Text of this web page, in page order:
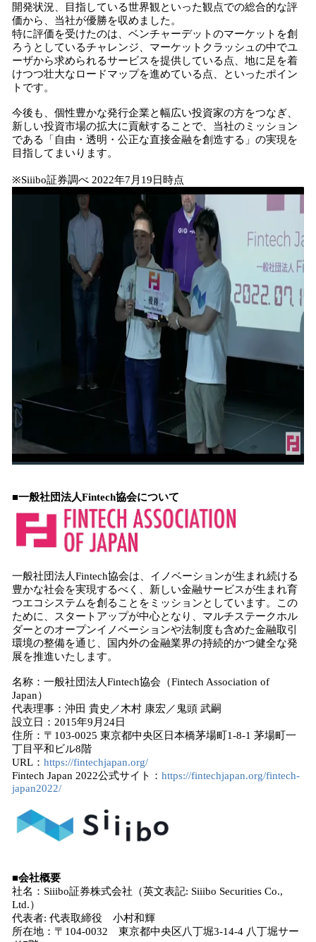
開発状況、目指している世界観といった観点での総合的な評
価から、当社が優勝を収めました。
特に評価を受けたのは、ベンチャーデットのマーケットを創
ろうとしているチャレンジ、マーケットクラッシュの中でユ
ーザから求められるサービスを提供している点、地に足を着
けつつ壮大なロードマップを進めている点、といったポイン
トです。
今後も、個性豊かな発行企業と幅広い投資家の方をつなぎ、
新しい投資市場の拡大に貢献することで、当社のミッション
である「自由・透明・公正な直接金融を創造する」の実現を
目指してまいります。
※Siiibo証券調べ 2022年7月19日時点
■一般社団法人Fintech協会について
一般社団法人Fintech協会は、イノベーションが生まれ続ける
豊かな社会を実現するべく、新しい金融サービスが生まれ育
つエコシステムを創ることをミッションとしています。この
ために、スタートアップが中心となり、マルチステークホル
ダーとのオープンイノベーションや法制度も含めた金融取引
環境の整備を通じ、国内外の金融業界の持続的かつ健全な発
展を推進いたします。
名称：一般社団法人Fintech協会（Fintech Association of
Japan）
代表理事：沖田 貴史／木村 康宏／鬼頭 武嗣
設立日：2015年9月24日
住所：〒103-0025 東京都中央区日本橋茅場町1-8-1 茅場町一
丁目平和ビル8階
URL： https://fintechjapan.org/
Fintech Japan 2022公式サイト： https://fintechjapan.org/fintech-
japan2022/
■会社概要
社名：Siiibo証券株式会社（英文表記: Siiibo Securities Co.,
Ltd.）
代表者: 代表取締役 小村和輝
所在地：〒104-0032 東京都中央区八丁堀3-14-4 八丁堀サー